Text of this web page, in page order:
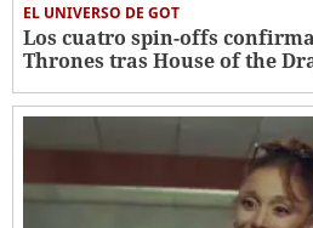
EL UNIVERSO DE GOT
Los cuatro spin-offs
Thrones tras House of the